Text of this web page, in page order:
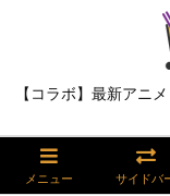
【コラボ】最新アニ
メニュー サイドバ